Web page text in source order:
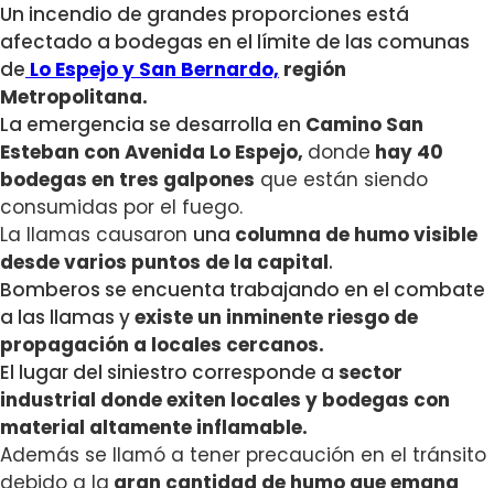
Un incendio de grandes proporciones está
afectado a bodegas en el límite de las comunas
de Lo Espejo y San Bernardo, región
Metropolitana.
La emergencia se desarrolla en Camino San
Esteban con Avenida Lo Espejo, donde hay 40
bodegas en tres galpones que están siendo
consumidas por el fuego.
La llamas causaron una columna de humo visible
desde varios puntos de la capital.
Bomberos se encuenta trabajando en el combate
a las llamas yexiste un inminente riesgo de
propagación a locales cercanos.
El lugar del siniestro corresponde a sector
industrial donde exiten locales y bodegas con
material altamente inflamable.
Además se llamó a tener precaución en el tránsito
debido a la gran cantidad de humo que emana